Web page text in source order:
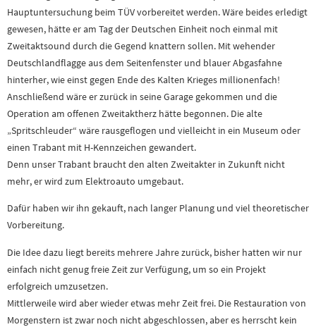
Hauptuntersuchung beim TÜV vorbereitet werden. Wäre beides erledigt
gewesen, hätte er am Tag der Deutschen Einheit noch einmal mit
Zweitaktsound durch die Gegend knattern sollen. Mit wehender
Deutschlandflagge aus dem Seitenfenster und blauer Abgasfahne
hinterher, wie einst gegen Ende des Kalten Krieges millionenfach!
Anschließend wäre er zurück in seine Garage gekommen und die
Operation am offenen Zweitaktherz hätte begonnen. Die alte
„Spritschleuder“ wäre rausgeflogen und vielleicht in ein Museum oder
einen Trabant mit H-Kennzeichen gewandert.
Denn unser Trabant braucht den alten Zweitakter in Zukunft nicht
mehr, er wird zum Elektroauto umgebaut.
Dafür haben wir ihn gekauft, nach langer Planung und viel theoretischer
Vorbereitung.
Die Idee dazu liegt bereits mehrere Jahre zurück, bisher hatten wir nur
einfach nicht genug freie Zeit zur Verfügung, um so ein Projekt
erfolgreich umzusetzen.
Mittlerweile wird aber wieder etwas mehr Zeit frei. Die Restauration von
Morgenstern ist zwar noch nicht abgeschlossen, aber es herrscht kein